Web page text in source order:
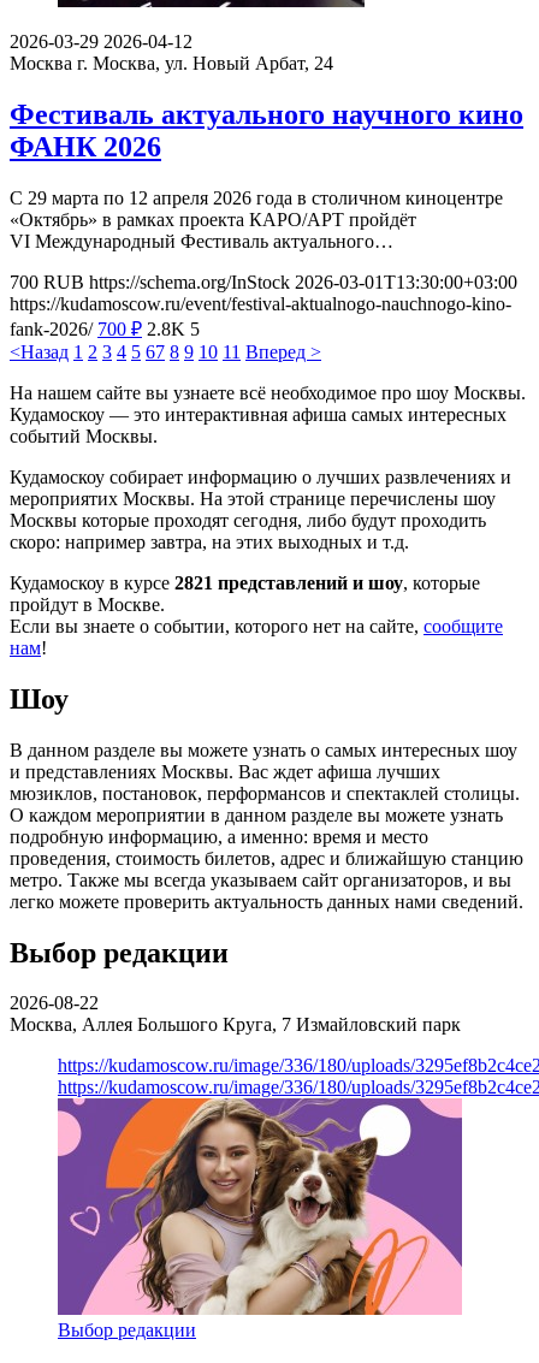
2026-03-29 2026-04-12
Москва г. Москва, ул. Новый Арбат, 24
Фестиваль актуального научного кино
ФАНК 2026
С 29 марта по 12 апреля 2026 года в столичном киноцентре
«Октябрь» в рамках проекта КАРО/АРТ пройдёт
VI Международный Фестиваль актуального…
700 RUB https://schema.org/InStock 2026-03-01T13:30:00+03:00
https://kudamoscow.ru/event/festival-aktualnogo-nauchnogo-kino-
fank-2026/ 700 ₽ 2.8K 5
<Назад 1 2 3 4 5 67 8 9 10 11 Вперед >
На нашем сайте вы узнаете всё необходимое про шоу Москвы.
Кудамоскоу — это интерактивная афиша самых интересных
событий Москвы.
Кудамоскоу собирает информацию о лучших развлечениях и
мероприятих Москвы. На этой странице перечислены шоу
Москвы которые проходят сегодня, либо будут проходить
скоро: например завтра, на этих выходных и т.д.
Кудамоскоу в курсе 2821 представлений и шоу, которые
пройдут в Москве.
Если вы знаете о событии, которого нет на сайте, сообщите
нам!
Шоу
В данном разделе вы можете узнать о самых интересных шоу
и представлениях Москвы. Вас ждет афиша лучших
мюзиклов, постановок, перформансов и спектаклей столицы.
О каждом мероприятии в данном разделе вы можете узнать
подробную информацию, а именно: время и место
проведения, стоимость билетов, адрес и ближайшую станцию
метро. Также мы всегда указываем сайт организаторов, и вы
легко можете проверить актуальность данных нами сведений.
Выбор редакции
2026-08-22
Москва, Аллея Большого Круга, 7 Измайловский парк
https://kudamoscow.ru/image/336/180/uploads/
https://kudamoscow.ru/image/336/180/uploads/
Выбор редакции